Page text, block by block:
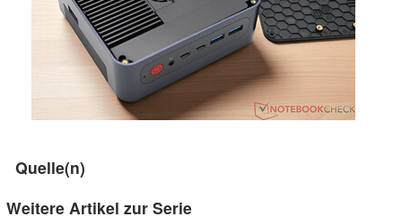
Quelle(n)
Weitere Artikel zur Serie